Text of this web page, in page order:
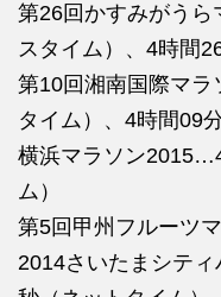
第26回かすみがうら
スタイム）、4時間
第10回湘南国際マ
タイム）、4時間09
横浜マラソン
ム）
第5回甲州フルーツ
2014さいたまシテ